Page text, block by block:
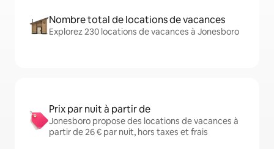
Nombre total de locations de vacances
Explorez 230 locations de vacances à Jonesboro
Prix par nuit à partir de
Jonesboro propose des locations de vacances à
partir de 26 € par nuit, hors taxes et frais